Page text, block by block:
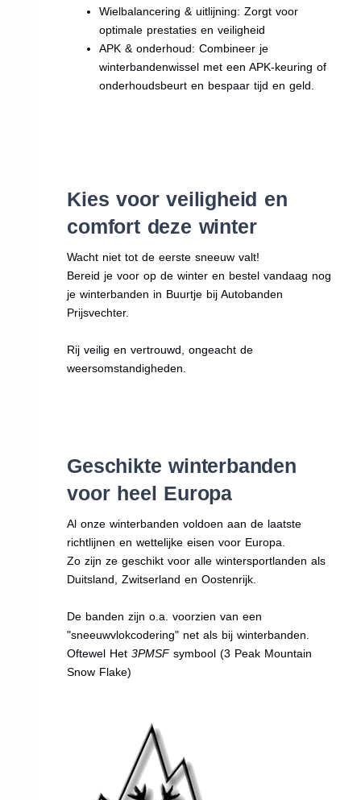
Wielbalancering & uitlijning: Zorgt voor
optimale prestaties en veiligheid
APK & onderhoud: Combineer je
winterbandenwissel met een APK-keuring of
onderhoudsbeurt en bespaar tijd en geld.
Kies voor veiligheid en
comfort deze winter
Wacht niet tot de eerste sneeuw valt!
Bereid je voor op de winter en bestel vandaag nog
je winterbanden in Buurtje bij Autobanden
Prijsvechter.
Rij veilig en vertrouwd, ongeacht de
weersomstandigheden.
Geschikte winterbanden
voor heel Europa
Al onze winterbanden voldoen aan de laatste
richtlijnen en wettelijke eisen voor Europa.
Zo zijn ze geschikt voor alle wintersportlanden als
Duitsland, Zwitserland en Oostenrijk.
De banden zijn o.a. voorzien van een
"sneeuwvlokcodering" net als bij winterbanden.
Oftewel Het3PMSFsymbool (3 Peak Mountain
Snow Flake)